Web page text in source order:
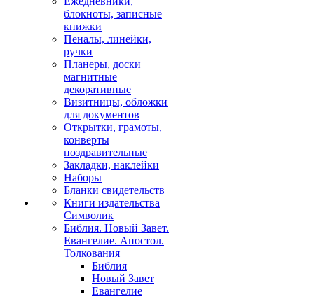
блокноты, записные
книжки
Пеналы, линейки,
ручки
Планеры, доски
магнитные
декоративные
Визитницы, обложки
для документов
Открытки, грамоты,
конверты
поздравительные
Закладки, наклейки
Наборы
Бланки свидетельств
Книги издательства
Символик
Библия. Новый Завет.
Евангелие. Апостол.
Толкования
Библия
Новый Завет
Евангелие